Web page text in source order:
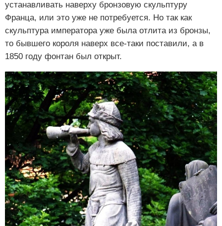
устанавливать наверху бронзовую скульптуру
Франца, или это уже не потребуется. Но так как
скульптура императора уже была отлита из бронзы,
то бывшего короля наверх все-таки поставили, а в
1850 году фонтан был открыт.